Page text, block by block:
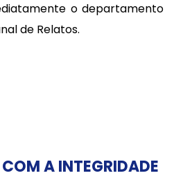
o departamento
de Relatos.
A INTEGRIDADE